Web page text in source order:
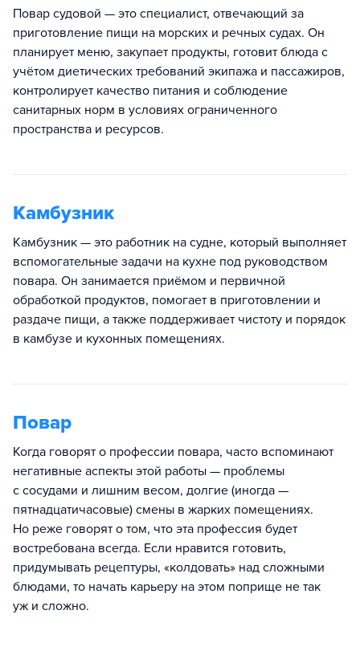
Повар судовой — это специалист, отвечающий за
приготовление пищи на морских и речных судах. Он
планирует меню, закупает продукты, готовит блюда с
учётом диетических требований экипажа и пассажиров,
контролирует качество питания и соблюдение
санитарных норм в условиях ограниченного
пространства и ресурсов.
Камбузник
Камбузник — это работник на судне, который выполняет
вспомогательные задачи на кухне под руководством
повара. Он занимается приёмом и первичной
обработкой продуктов, помогает в приготовлении и
раздаче пищи, а также поддерживает чистоту и порядок
в камбузе и кухонных помещениях.
Повар
Когда говорят о профессии повара, часто вспоминают
негативные аспекты этой работы — проблемы
с сосудами и лишним весом, долгие (иногда —
пятнадцатичасовые) смены в жарких помещениях.
Но реже говорят о том, что эта профессия будет
востребована всегда. Если нравится готовить,
придумывать рецептуры, «колдовать» над сложными
блюдами, то начать карьеру на этом поприще не так
уж и сложно.